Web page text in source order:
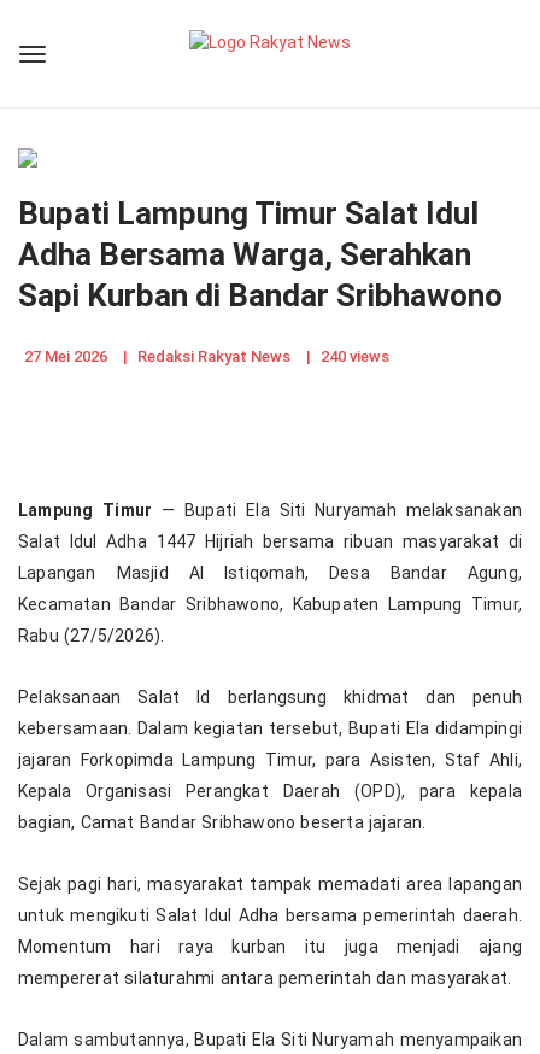
Bupati Lampung Timur Salat Idul
Adha Bersama Warga, Serahkan
Sapi Kurban di Bandar Sribhawono
27 Mei 2026 | Redaksi Rakyat News | 240 views
Lampung Timur — Bupati Ela Siti Nuryamah melaksanakan
Salat Idul Adha 1447 Hijriah bersama ribuan masyarakat di
Lapangan Masjid Al Istiqomah, Desa Bandar Agung,
Kecamatan Bandar Sribhawono, Kabupaten Lampung Timur,
Rabu (27/5/2026).
Pelaksanaan Salat Id berlangsung khidmat dan penuh
kebersamaan. Dalam kegiatan tersebut, Bupati Ela didampingi
jajaran Forkopimda Lampung Timur, para Asisten, Staf Ahli,
Kepala Organisasi Perangkat Daerah (OPD), para kepala
bagian, Camat Bandar Sribhawono beserta jajaran.
Sejak pagi hari, masyarakat tampak memadati area lapangan
untuk mengikuti Salat Idul Adha bersama pemerintah daerah.
Momentum hari raya kurban itu juga menjadi ajang
mempererat silaturahmi antara pemerintah dan masyarakat.
Dalam sambutannya, Bupati Ela Siti Nuryamah menyampaikan